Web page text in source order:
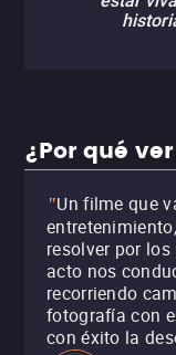
¿Por qué
"Un filme que
resolver por
acto nos
recorriendo
fotografía con
con éxito la